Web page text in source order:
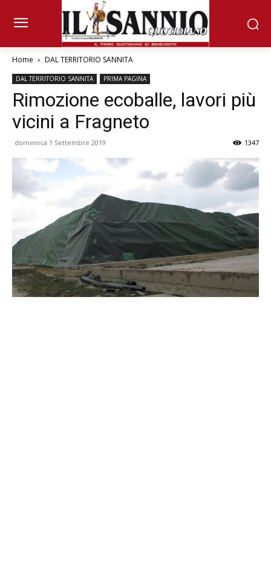
Home DAL TERRITORIO SANNITA
DAL TERRITORIO SANNITA PRIMA PAGINA
Rimozione ecoballe, lavori più
vicini a Fragneto
domenica 1 Settembre 2019 1347